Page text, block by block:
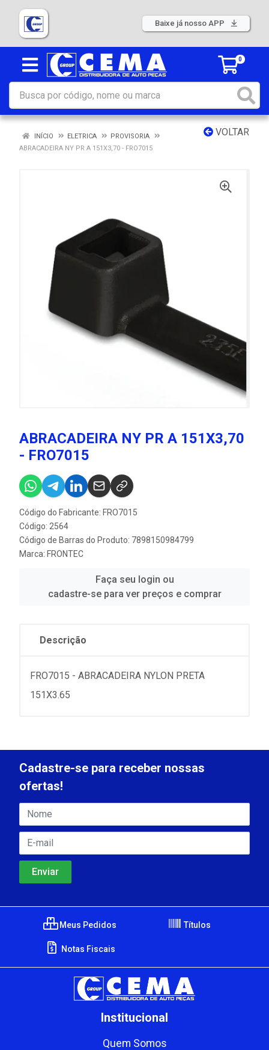
Baixe já nosso APP
0
VOLTAR
INÍCIO ELETRICA
PROVISORIA
ABRACADEIRA NY PR A 151X3,70 - FRO7015
ABRACADEIRA NY PR A 151X3,70
- FRO7015
Código do Fabricante: FRO7015
Código: 2564
Código de Barras do Produto: 7898150984799
Marca: FRONTEC
Faça seu login ou
cadastre-se para ver preços e comprar
Descrição
FRO7015 - ABRACADEIRA NYLON PRETA
151X3.65
Cadastre-se para receber nossas
ofertas!
Meus Pedidos Títulos
Notas Fiscais
Institucional
Quem Somos